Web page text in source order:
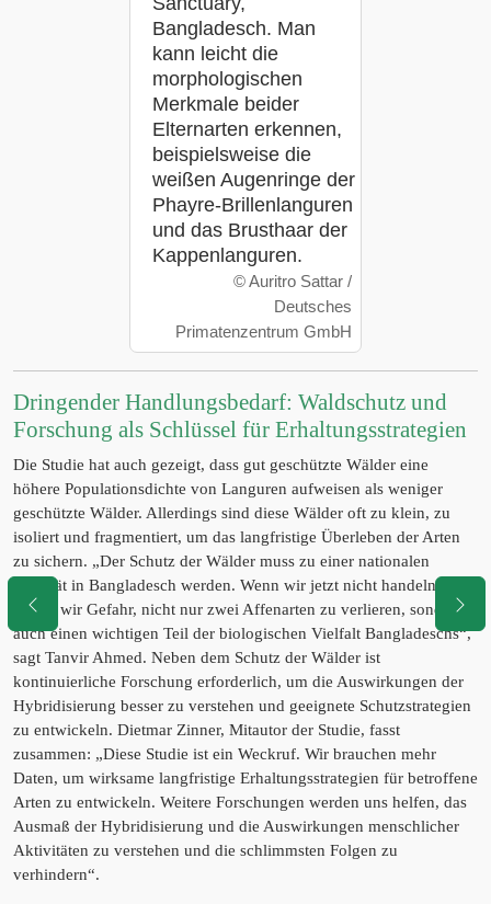
Bangladesch. Man
kann leicht die
morphologischen
Merkmale beider
Elternarten erkennen,
beispielsweise die
weißen Augenringe der
Phayre-Brillenlanguren
und das Brusthaar der
Kappenlanguren.
©Auritro Sattar /
Deutsches
Primatenzentrum GmbH
Dringender Handlungsbedarf: Waldschutz und
Forschung als Schlüssel für Erhaltungsstrategien
Die Studie hat auch gezeigt, dass gut geschützte Wälder eine
höhere Populationsdichte von Languren aufweisen als weniger
geschützte Wälder. Allerdings sind diese Wälder oft zu klein, zu
isoliert und fragmentiert, um das langfristige Überleben der Arten
zu sichern. „Der Schutz der Wälder muss zu einer nationalen
Priorität in Bangladesch werden. Wenn wir jetzt nicht handeln,
laufen wir Gefahr, nicht nur zwei Affenarten zu verlieren, sondern
auch einen wichtigen Teil der biologischen Vielfalt Bangladeschs“,
sagt Tanvir Ahmed. Neben dem Schutz der Wälder ist
kontinuierliche Forschung erforderlich, um die Auswirkungen der
Hybridisierung besser zu verstehen und geeignete Schutzstrategien
zu entwickeln. Dietmar Zinner, Mitautor der Studie, fasst
zusammen: „Diese Studie ist ein Weckruf. Wir brauchen mehr
Daten, um wirksame langfristige Erhaltungsstrategien für betroffene
Arten zu entwickeln. Weitere Forschungen werden uns helfen, das
Ausmaß der Hybridisierung und die Auswirkungen menschlicher
Aktivitäten zu verstehen und die schlimmsten Folgen zu
verhindern“.